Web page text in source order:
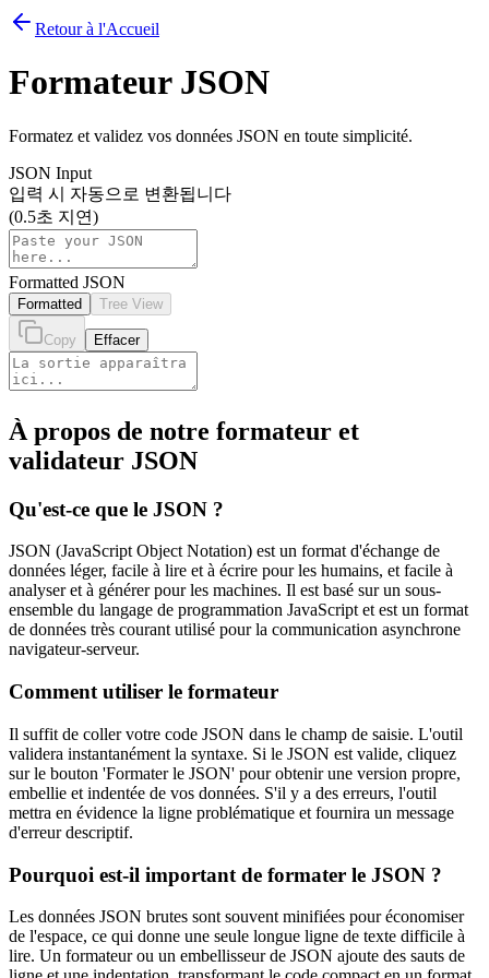
Retour à l'Accueil
Formateur JSON
Formatez et validez vos données JSON en toute simplicité.
JSON Input
입력 시 자동으로 변환됩니다
(0.5초 지연)
Formatted JSON
Formatted Tree View
Copy Effacer
À propos de notre formateur et
validateur JSON
Qu'est-ce que le JSON ?
JSON (JavaScript Object Notation) est un format d'échange de
données léger, facile à lire et à écrire pour les humains, et facile à
analyser et à générer pour les machines. Il est basé sur un sous-
ensemble du langage de programmation JavaScript et est un format
de données très courant utilisé pour la communication asynchrone
navigateur-serveur.
Comment utiliser le formateur
Il suffit de coller votre code JSON dans le champ de saisie. L'outil
validera instantanément la syntaxe. Si le JSON est valide, cliquez
sur le bouton 'Formater le JSON' pour obtenir une version propre,
embellie et indentée de vos données. S'il y a des erreurs, l'outil
mettra en évidence la ligne problématique et fournira un message
d'erreur descriptif.
Pourquoi est-il important de formater le JSON ?
Les données JSON brutes sont souvent minifiées pour économiser
de l'espace, ce qui donne une seule longue ligne de texte difficile à
lire. Un formateur ou un embellisseur de JSON ajoute des sauts de